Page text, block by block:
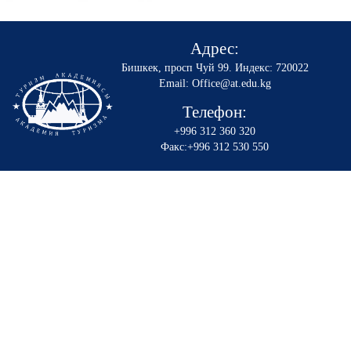
Адрес:
Бишкек, просп Чуй 99. Индекс: 720022
Email: Office@at.edu.kg
Телефон:
+996 312 360 320
Факс:+996 312 530 550